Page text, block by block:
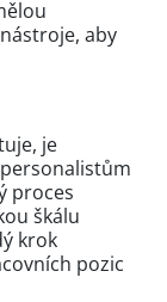
aby
je
proces
škálu
krok
pozic